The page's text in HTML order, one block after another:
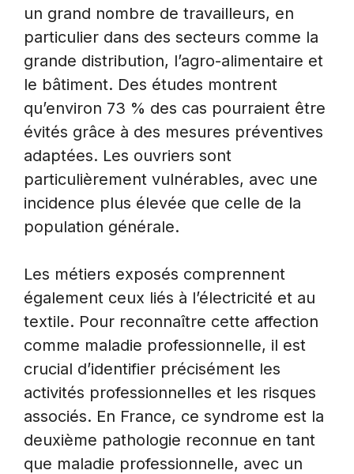
un grand nombre de travailleurs, en
particulier dans des secteurs comme la
grande distribution, l’agro-alimentaire et
le bâtiment. Des études montrent
qu’environ 73 % des cas pourraient être
évités grâce à des mesures préventives
adaptées. Les ouvriers sont
particulièrement vulnérables, avec une
incidence plus élevée que celle de la
population générale.
Les métiers exposés comprennent
également ceux liés à l’électricité et au
textile. Pour reconnaître cette affection
comme maladie professionnelle, il est
crucial d’identifier précisément les
activités professionnelles et les risques
associés. En France, ce syndrome est la
deuxième pathologie reconnue en tant
que maladie professionnelle, avec un